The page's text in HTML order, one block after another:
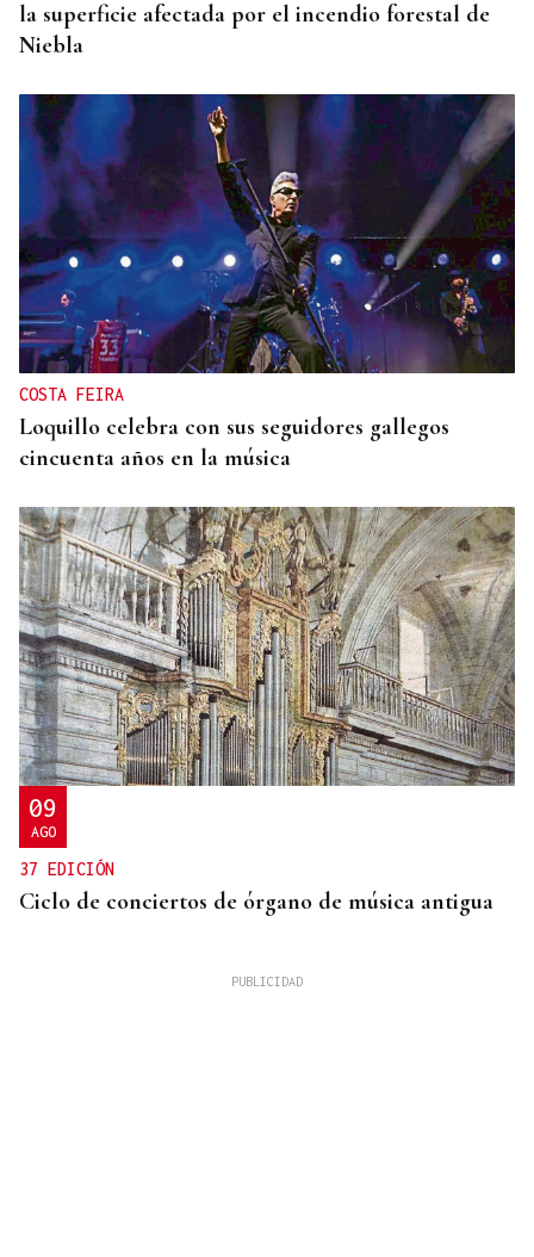
la superficie afectada por el incendio forestal de
Niebla
COSTA FEIRA
Loquillo celebra con sus seguidores gallegos
cincuenta años en la música
09
AGO
37 EDICIÓN
Ciclo de conciertos de órgano de música antigua